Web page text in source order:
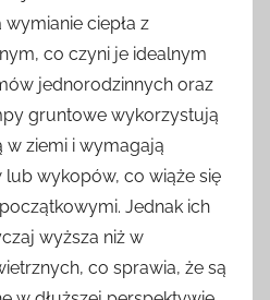
wymianie ciepła z
co czyni je idealnym
jednorodzinnych oraz
gruntowe wykorzystują
ziemi i wymagają
wykopów, co wiąże się
Jednak ich
wyższa niż w
co sprawia, że są